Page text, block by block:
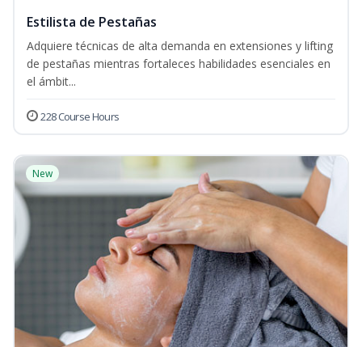
Estilista de Pestañas
Adquiere técnicas de alta demanda en extensiones y lifting
de pestañas mientras fortaleces habilidades esenciales en
el ámbit...
228 Course Hours
New